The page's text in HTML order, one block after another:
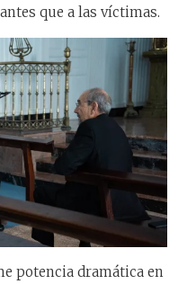
que a las víctimas.
potencia dramática en